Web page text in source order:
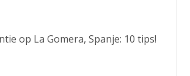
op La Gomera, Spanje: 10 tips!